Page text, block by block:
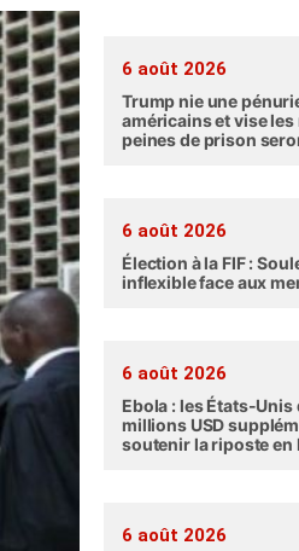
6 août 2026
Trump nie une
américains et vise les
peines de prison
6 août 2026
Élection à la FIF :
inflexible face aux
6 août 2026
Ebola : les États-
millions USD
soutenir la riposte en
6 août 2026